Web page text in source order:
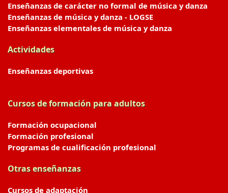
Enseñanzas de carácter no formal de música y danza
Enseñanzas de música y danza - LOGSE
Enseñanzas elementales de música y danza
Actividades
Enseñanzas deportivas
Cursos de formación para adultos
Formación ocupacional
Formación profesional
Programas de cualificación profesional
Otras enseñanzas
Cursos de adaptación